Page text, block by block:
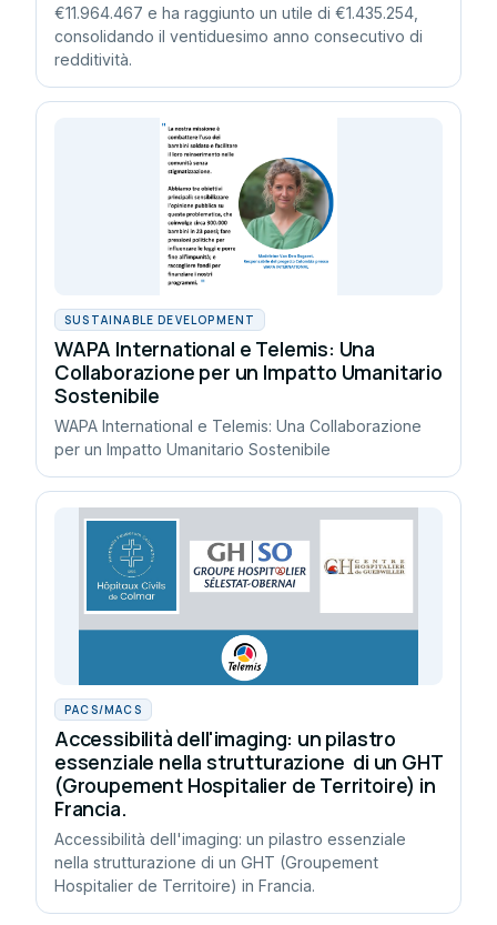
€11.964.467 e ha raggiunto un utile di €1.435.254,
consolidando il ventiduesimo anno consecutivo di
redditività.
SUSTAINABLE DEVELOPMENT
WAPA International e Telemis: Una
Collaborazione per un Impatto Umanitario
Sostenibile
WAPA International e Telemis: Una Collaborazione
per un Impatto Umanitario Sostenibile
PACS/MACS
Accessibilità dell'imaging: un pilastro
essenziale nella strutturazione di un GHT
(Groupement Hospitalier de Territoire) in
Francia.
Accessibilità dell'imaging: un pilastro essenziale
nella strutturazione di un GHT (Groupement
Hospitalier de Territoire) in Francia.